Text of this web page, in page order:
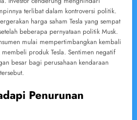
terlibat dalam kontroversi politik.
harga saham Tesla yang sempat
beberapa pernyataan politik Musk.
mulai mempertimbangkan kembali
membeli produk Tesla. Sentimen negatif
besar bagi perusahaan kendaraan
Penurunan